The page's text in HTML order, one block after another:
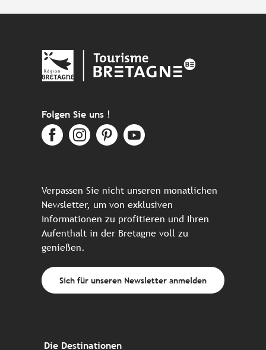
Folgen Sie uns !
Verpassen Sie nicht unseren monatlichen
Newsletter, um von exklusiven
Informationen zu profitieren und Ihren
Aufenthalt in der Bretagne voll zu
genießen.
Sich für unseren Newsletter anmelden
Die Destinationen